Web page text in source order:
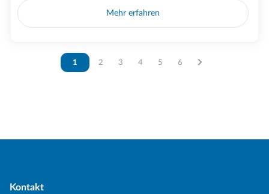
Mehr erfahren
Vous êtes sur la page
1 Vous êtes sur la page
2 Vous êtes sur la page
3 Vous êtes sur la page
4 Vous êtes sur la page
5 Vous êtes sur la page
6
Kontakt